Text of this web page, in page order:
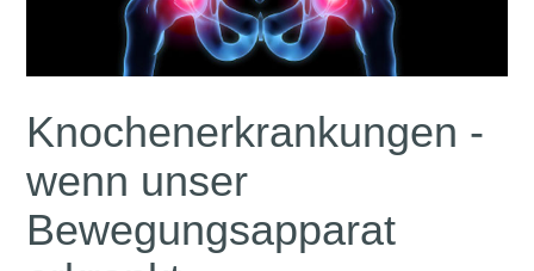
Knochenerkrankungen -
wenn unser
Bewegungsapparat